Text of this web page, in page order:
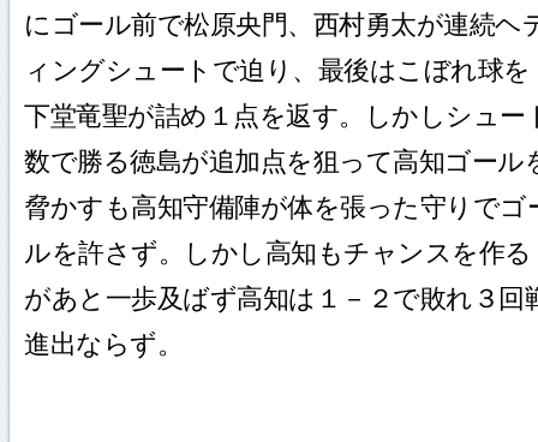
にゴール前で松原央門、西村勇太が連続ヘ
ィングシュートで迫り、最後はこぼれ球を
下堂竜聖が詰め１点を返す。しかしシュー
数で勝る徳島が追加点を狙って高知ゴール
脅かすも高知守備陣が体を張った守りでゴ
ルを許さず。しかし高知もチャンスを作る
があと一歩及ばず高知は１－２で敗れ３回
進出ならず。